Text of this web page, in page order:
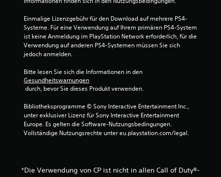
v
o
t
r
Einmalige Lizenzgebühr für den Download auf mehrere PS4-
Systeme. Für eine Verwendung auf Ihrem primären PS4-System
ist keine Anmeldung im PlayStation Network erforderlich, für die
Verwendung auf anderen PS4-Systemen müssen Sie sich
jedoch anmelden.
Bitte lesen Sie sich die Informationen in den
Gesundheitswarnungen
durch, bevor Sie dieses Produkt verwenden.
Bibliotheksprogramme © Sony Interactive Entertainment Inc.,
unter exklusiver Lizenz für Sony Interactive Entertainment
Europe. Es gelten die Software-Nutzungsbedingungen.
Vollständige Nutzungsrechte unter eu.playstation.com/legal.
*Die Verwendung von CP ist nicht in allen Call of Duty®-